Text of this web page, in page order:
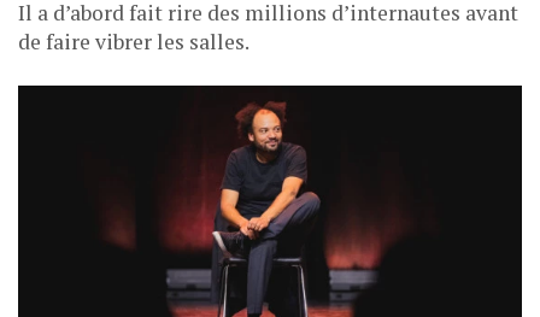
Il a d’abord fait rire des millions d’internautes avant
de faire vibrer les salles.